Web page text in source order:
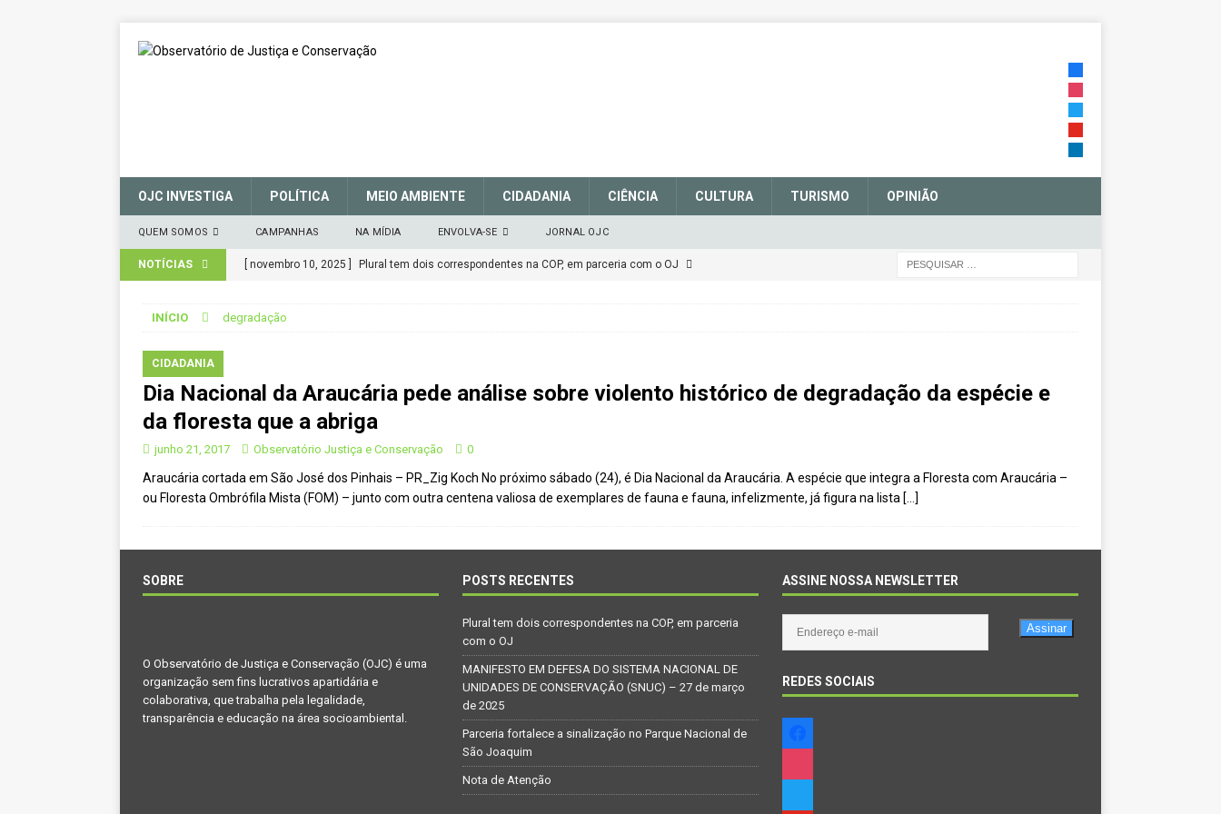
OJC INVESTIGA POLÍTICA MEIO AMBIENTE CIDADANIA CIÊNCIA CULTURA TURISMO OPINIÃO
QUEM SOMOS CAMPANHAS NA MÍDIA ENVOLVA-SE JORNAL OJC
NOTÍCIAS [ novembro 10, 2025 ] Plural tem dois correspondentes na COP, em parceria com o OJ
[ março 27, 2025 ]
[ janeiro 22, 2025 ] Parceria fortalece a sinalização no Parque Nacional de São Joaquim
CIDADANIA
[ novembro 29, 2024 ] Nota de Atenção CIDADANIA
[ novembro 11, 2024 ] Nota de Repúdio OPINIÃO
Ameaças do pinus e eucalipto às Florestas com Araucárias nos estados do
Paraná e Santa Catarina MEIO AMBIENTE
[ abril 11, 2022 ] Papagaio-verdadeiro: comércio ilegal faz com que aves percam o habitat natural
CIDADANIA
INÍCIO degradação
CIDADANIA
Dia Nacional da Araucária pede análise sobre violento histórico de degradação da espécie e
da floresta que a abriga
junho 21, 2017 Observatório Justiça e Conservação 0
Araucária cortada em São José dos Pinhais – PR_Zig Koch No próximo sábado (24), é Dia Nacional da Araucária. A espécie que integra a Floresta com Araucária –
ou Floresta Ombrófila Mista (FOM) – junto com outra centena valiosa de exemplares de fauna e fauna, infelizmente, já figura na lista […]
SOBRE
O Observatório de Justiça e Conservação (OJC) é uma
organização sem fins lucrativos apartidária e
colaborativa, que trabalha pela legalidade,
transparência e educação na área socioambiental.
POSTS RECENTES
Plural tem dois correspondentes na COP, em parceria
com o OJ
MANIFESTO EM DEFESA DO SISTEMA NACIONAL DE
UNIDADES DE CONSERVAÇÃO (SNUC) – 27 de março
de 2025
Parceria fortalece a sinalização no Parque Nacional de
São Joaquim
Nota de Atenção
ASSINE NOSSA NEWSLETTER
Assinar
REDES SOCIAIS